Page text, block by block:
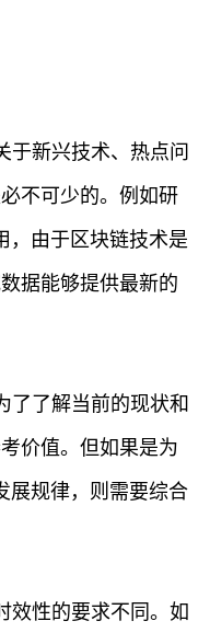
于新兴技术、热点问
不可少的。例如研
，由于区块链技术是
据能够提供最新的
了了解当前的现状和
价值。但如果是为
展规律，则需要综合
效性的要求不同。如